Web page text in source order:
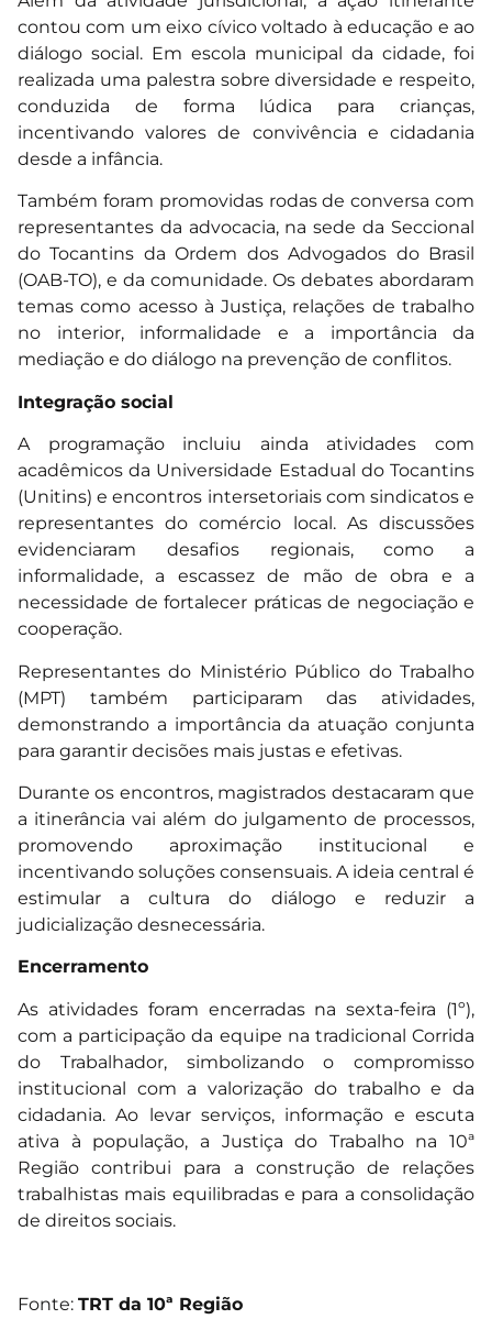
contou com um eixo cívico voltado à educação e ao
diálogo social. Em escola municipal da cidade, foi
realizada uma palestra sobre diversidade e respeito,
conduzida de forma lúdica para crianças,
incentivando valores de convivência e cidadania
desde a infância.
Também foram promovidas rodas de conversa com
representantes da advocacia, na sede da Seccional
do Tocantins da Ordem dos Advogados do Brasil
(OAB-TO), e da comunidade. Os debates abordaram
temas como acesso à Justiça, relações de trabalho
no interior, informalidade e a importância da
mediação e do diálogo na prevenção de conflitos.
Integração social
A programação incluiu ainda atividades com
acadêmicos da Universidade Estadual do Tocantins
(Unitins) e encontros intersetoriais com sindicatos e
representantes do comércio local. As discussões
evidenciaram desafios regionais, como a
informalidade, a escassez de mão de obra e a
necessidade de fortalecer práticas de negociação e
cooperação.
Representantes do Ministério Público do Trabalho
(MPT) também participaram das atividades,
demonstrando a importância da atuação conjunta
para garantir decisões mais justas e efetivas.
Durante os encontros, magistrados destacaram que
a itinerância vai além do julgamento de processos,
promovendo aproximação institucional e
incentivando soluções consensuais. A ideia central é
estimular a cultura do diálogo e reduzir a
judicialização desnecessária.
Encerramento
As atividades foram encerradas na sexta-feira (1º),
com a participação da equipe na tradicional Corrida
do Trabalhador, simbolizando o compromisso
institucional com a valorização do trabalho e da
cidadania. Ao levar serviços, informação e escuta
ativa à população, a Justiça do Trabalho na 10ª
Região contribui para a construção de relações
trabalhistas mais equilibradas e para a consolidação
de direitos sociais.
Fonte: TRT da 10ª Região